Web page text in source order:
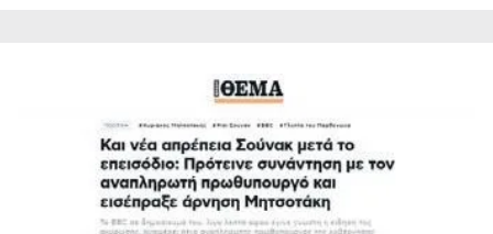
Sitemizde kendimize ve üçüncü kişilere ait çerezler
verileriniz işlenmekte olup gerekli olan çerezler bilgi
toplumu hizmetlerinin sunulması amacıyla
kullanılmaktadır. Diğer çerezler, sitemizin daha işlevsel
kılınması ve kişiselleştirilmesi ve sizlere yönelik